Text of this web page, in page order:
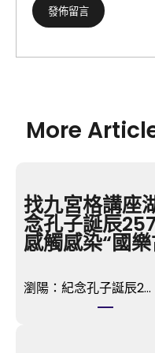
More
找九宮格講座
念孔子誕辰
感觸感染“國
瀏陽：紀念孔子誕辰2…